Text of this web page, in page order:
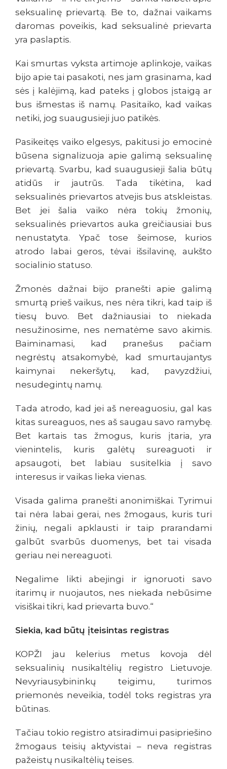
seksualinę prievartą. Be to, dažnai vaikams
daromas poveikis, kad seksualinė prievarta
yra paslaptis.
Kai smurtas vyksta artimoje aplinkoje, vaikas
bijo apie tai pasakoti, nes jam grasinama, kad
sės į kalėjimą, kad pateks į globos įstaigą ar
bus išmestas iš namų. Pasitaiko, kad vaikas
netiki, jog suaugusieji juo patikės.
Pasikeitęs vaiko elgesys, pakitusi jo emocinė
būsena signalizuoja apie galimą seksualinę
prievartą. Svarbu, kad suaugusieji šalia būtų
atidūs ir jautrūs. Tada tikėtina, kad
seksualinės prievartos atvejis bus atskleistas.
Bet jei šalia vaiko nėra tokių žmonių,
seksualinės prievartos auka greičiausiai bus
nenustatyta. Ypač tose šeimose, kurios
atrodo labai geros, tėvai išsilavinę, aukšto
socialinio statuso.
Žmonės dažnai bijo pranešti apie galimą
smurtą prieš vaikus, nes nėra tikri, kad taip iš
tiesų buvo. Bet dažniausiai to niekada
nesužinosime, nes nematėme savo akimis.
Baiminamasi, kad pranešus pačiam
negrėstų atsakomybė, kad smurtaujantys
kaimynai nekeršytų, kad, pavyzdžiui,
nesudegintų namų.
Tada atrodo, kad jei aš nereaguosiu, gal kas
kitas sureaguos, nes aš saugau savo ramybę.
Bet kartais tas žmogus, kuris įtaria, yra
vienintelis, kuris galėtų sureaguoti ir
apsaugoti, bet labiau susitelkia į savo
interesus ir vaikas lieka vienas.
Visada galima pranešti anonimiškai. Tyrimui
tai nėra labai gerai, nes žmogaus, kuris turi
žinių, negali apklausti ir taip prarandami
galbūt svarbūs duomenys, bet tai visada
geriau nei nereaguoti.
Negalime likti abejingi ir ignoruoti savo
itarimų ir nuojautos, nes niekada nebūsime
visiškai tikri, kad prievarta buvo.“
Siekia, kad būtų įteisintas registras
KOPŽI jau kelerius metus kovoja dėl
seksualinių nusikaltėlių registro Lietuvoje.
Nevyriausybininkų teigimu, turimos
priemonės neveikia, todėl toks registras yra
būtinas.
Tačiau tokio registro atsiradimui pasipriešino
žmogaus teisių aktyvistai – neva registras
pažeistų nusikaltėlių teises.